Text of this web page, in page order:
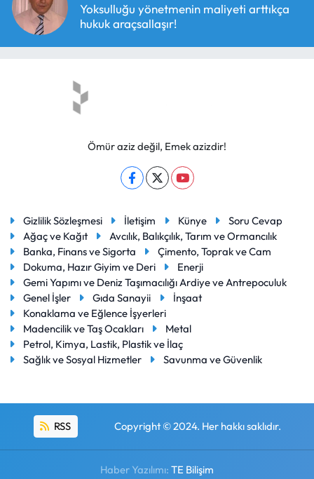
Yoksulluğu yönetmenin maliyeti arttıkça
hukuk araçsallaşır!
Ömür aziz değil, Emek azizdir!
Gizlilik Sözleşmesi İletişim Künye
Soru Cevap
Ağaç ve Kağıt
Avcılık, Balıkçılık, Tarım ve Ormancılık
Banka, Finans ve Sigorta
Çimento, Toprak ve Cam
Dokuma, Hazır Giyim ve Deri
Enerji
Gemi Yapımı ve Deniz Taşımacılığı Ardiye ve Antrepoculuk
Genel İşler
Gıda Sanayii
İnşaat
Konaklama ve Eğlence İşyerleri
Madencilik ve Taş Ocakları
Metal
Petrol, Kimya, Lastik, Plastik ve İlaç
Sağlık ve Sosyal Hizmetler
Savunma ve Güvenlik
RSS Copyright © 2024. Her hakkı saklıdır.
Haber Yazılımı: TE Bilişim